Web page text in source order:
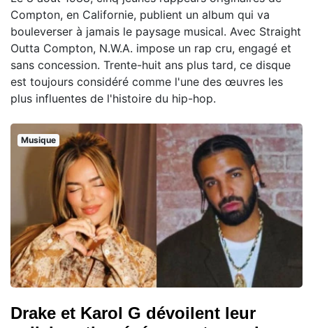
Compton, en Californie, publient un album qui va
bouleverser à jamais le paysage musical. Avec Straight
Outta Compton, N.W.A. impose un rap cru, engagé et
sans concession. Trente-huit ans plus tard, ce disque
est toujours considéré comme l'une des œuvres les
plus influentes de l'histoire du hip-hop.
Musique
Drake et Karol G dévoilent leur